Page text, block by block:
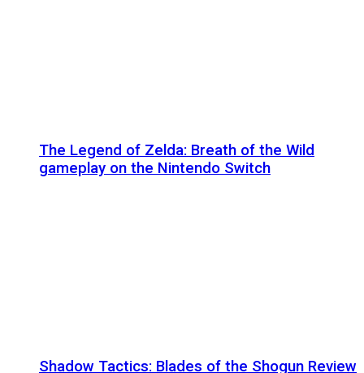
The Legend of Zelda: Breath of the Wild
gameplay on the Nintendo Switch
Shadow Tactics: Blades of the Shogun Review